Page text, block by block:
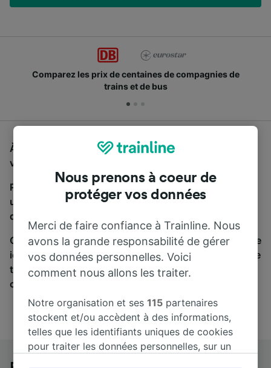
Comparez les prix de centaines de compagnies de
trains et de bus
À la recherche d'un bus de Berlin Hbf à Nuremberg,
vous êtes au bon endroit.
Pour trouver des billets de bus, lancez simplement
une recherche ci-dessus. Nous comparons les temps
de trajets et les prix des voyages, en train et en bus.
Qu’importe votre destination, votre voyage commence
ici. Nous collaborons avec plus de 170 compagnies de
train et de bus. Consultez et achetez vos billets sur
cette page.
Nous prenons à coeur de
protéger vos données
Merci de faire confiance à Trainline. Nous
avons la grande responsabilité de gérer
vos données personnelles. Voici
comment nous allons les traiter.
Notre organisation et ses115 partenaires
stockent et/ou accèdent à des informations,
telles que les identifiants uniques de cookies
pour traiter les données personnelles, sur un